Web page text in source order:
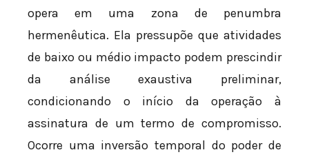
opera em uma zona de penumbra
hermenêutica. Ela pressupõe que atividades
de baixo ou médio impacto podem prescindir
da análise exaustiva preliminar,
condicionando o início da operação à
assinatura de um termo de compromisso.
Ocorre uma inversão temporal do poder de